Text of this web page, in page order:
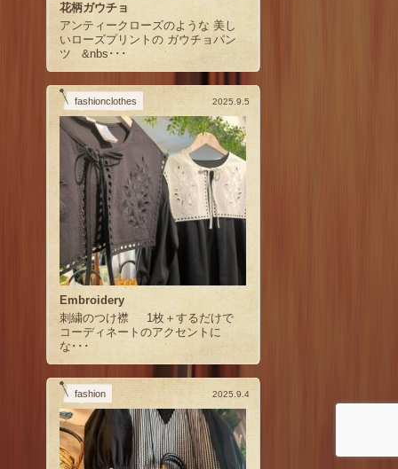
花柄ガウチョ
アンティークローズのような 美し
いローズプリントの ガウチョパン
ツ &nbs･･･
fashionclothes 2025.9.5
Embroidery
刺繍のつけ襟 1枚＋するだけで
コーディネートのアクセントに
な･･･
fashion 2025.9.4